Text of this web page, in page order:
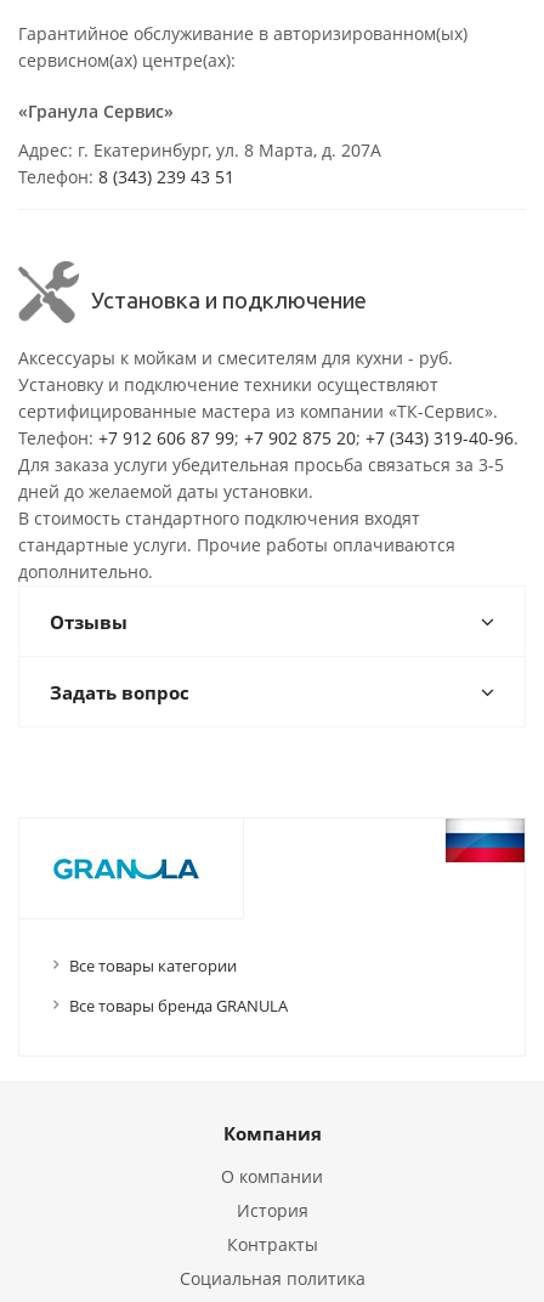
Гарантийное обслуживание в авторизированном(ых)
сервисном(ах) центре(ах):
«Гранула Сервис»
Адрес: г. Екатеринбург, ул. 8 Марта, д. 207А
Телефон: 8 (343) 239 43 51
Установка и подключение
Аксессуары к мойкам и смесителям для кухни - руб.
Установку и подключение техники осуществляют
сертифицированные мастера из компании «ТК-Сервис».
Телефон: +7 912 606 87 99; +7 902 875 20; +7 (343) 319-40-96.
Для заказа услуги убедительная просьба связаться за 3-5
дней до желаемой даты установки.
В стоимость стандартного подключения входят
стандартные услуги. Прочие работы оплачиваются
дополнительно.
Отзывы
Задать вопрос
Все товары категории
Все товары бренда GRANULA
Компания
О компании
История
Контракты
Социальная политика